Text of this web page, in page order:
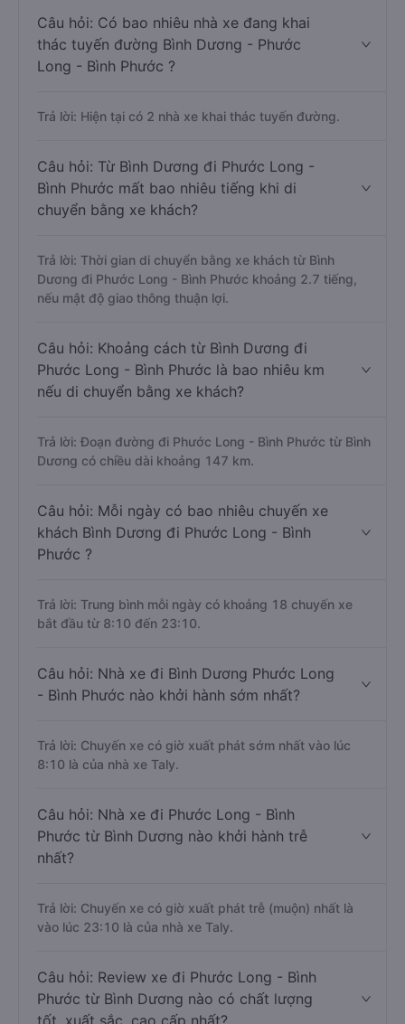
Câu hỏi: Có bao nhiêu nhà xe đang khai
thác tuyến đường Bình Dương - Phước
Long - Bình Phước ?
Trả lời: Hiện tại có 2 nhà xe khai thác tuyến đường.
Câu hỏi: Từ Bình Dương đi Phước Long -
Bình Phước mất bao nhiêu tiếng khi di
chuyển bằng xe khách?
Trả lời: Thời gian di chuyển bằng xe khách từ Bình
Dương đi Phước Long - Bình Phước khoảng 2.7 tiếng,
nếu mật độ giao thông thuận lợi.
Câu hỏi: Khoảng cách từ Bình Dương đi
Phước Long - Bình Phước là bao nhiêu km
nếu di chuyển bằng xe khách?
Trả lời: Đoạn đường đi Phước Long - Bình Phước từ Bình
Dương có chiều dài khoảng 147 km.
Câu hỏi: Mỗi ngày có bao nhiêu chuyến xe
khách Bình Dương đi Phước Long - Bình
Phước ?
Trả lời: Trung bình mỗi ngày có khoảng 18 chuyến xe
bắt đầu từ 8:10 đến 23:10.
Câu hỏi: Nhà xe đi Bình Dương Phước Long
- Bình Phước nào khởi hành sớm nhất?
Trả lời: Chuyến xe có giờ xuất phát sớm nhất vào lúc
8:10 là của nhà xe Taly.
Câu hỏi: Nhà xe đi Phước Long - Bình
Phước từ Bình Dương nào khởi hành trễ
nhất?
Trả lời: Chuyến xe có giờ xuất phát trễ (muộn) nhất là
vào lúc 23:10 là của nhà xe Taly.
Câu hỏi: Review xe đi Phước Long - Bình
Phước từ Bình Dương nào có chất lượng
tốt, xuất sắc, cao cấp nhất?